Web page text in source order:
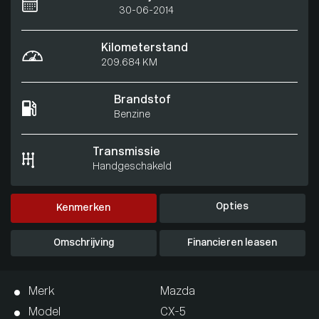
30-06-2014
Kilometerstand
209.684 KM
Brandstof
Benzine
Transmissie
Handgeschakeld
Kenmerken Opties
Omschrijving Financieren leasen
Merk
Mazda
Model
CX-5